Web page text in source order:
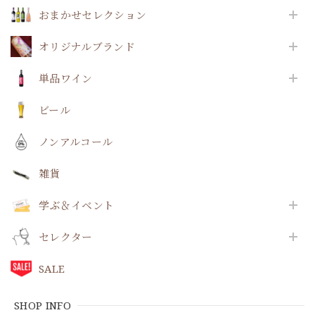
おまかせセレクション
オリジナルブランド
単品ワイン
ビール
ノンアルコール
雑貨
学ぶ＆イベント
セレクター
SALE
SHOP INFO